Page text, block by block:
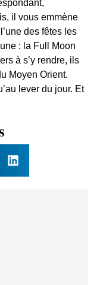
il vous emmène
des fêtes les
: la Full Moon
à s’y rendre, ils
Moyen Orient.
lever du jour. Et